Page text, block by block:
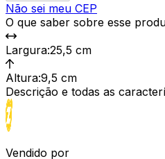
Não sei meu CEP
O que saber sobre esse
Largura:25,5 cm
Altura:9,5 cm
Descrição e todas as
Vendido por